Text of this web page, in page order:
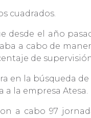
cuadrados.
el año
a cabo de
de
en la búsqueda
la empresa Atesa.
a cabo 97